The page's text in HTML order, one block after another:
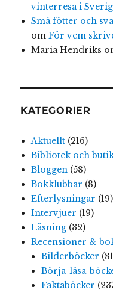
vinterresa i
Små fötter och
om För vem
Maria Hendriks
KATEGORIER
Aktuellt(216)
Bibliotek och
Bloggen (58)
Bokklubbar (8)
Efterlysningar (19)
Intervjuer (19)
Läsning(32)
Recensioner &
Bilderböcker
Börja-läsa-
Faktaböcker